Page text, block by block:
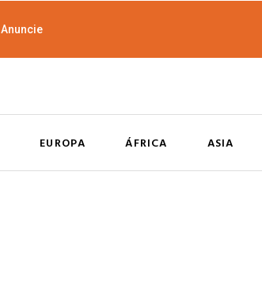
Anuncie
EUROPA ÁFRICA ASIA